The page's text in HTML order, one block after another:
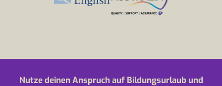
Nutze deinen Anspruch auf Bildungsurlaub und